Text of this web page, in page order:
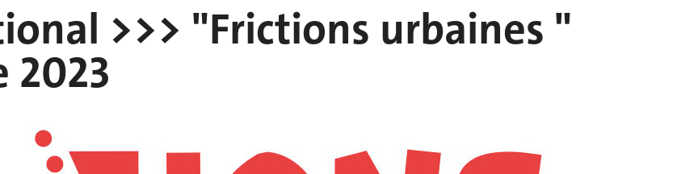
>>> "Frictions urbaines "
2023